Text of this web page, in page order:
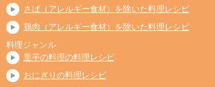
さば（アレルギー食材）を除いた料理レシピ
鶏肉（アレルギー食材）を除いた料理レシピ
料理ジャンル
里芋の料理の料理レシピ
おにぎりの料理レシピ